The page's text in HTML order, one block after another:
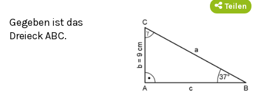
Teilen
Gegeben ist das
Dreieck ABC.